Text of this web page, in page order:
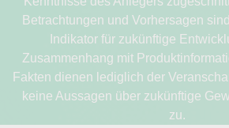
Betrachtungen und Vorhersagen
Indikator für zukünftige
Zusammenhang mit
Fakten dienen lediglich der
keine Aussagen über zukünftige
zu.